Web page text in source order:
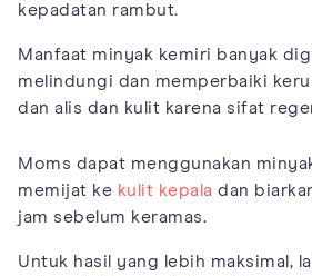
kepadatan rambut.
Manfaat minyak kemiri banyak
melindungi dan memperbaiki
dan alis dan kulit karena sifat
Moms dapat menggunakan
memijat ke kulit kepala dan
jam sebelum keramas.
Untuk hasil yang lebih maksimal,